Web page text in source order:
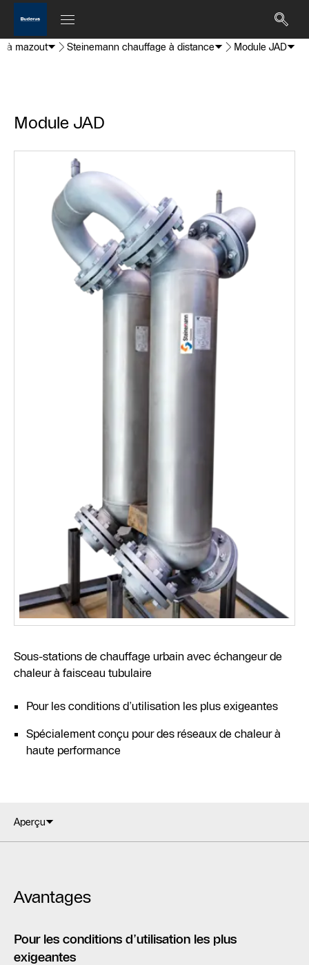
à mazout Steinemann chauffage à distance Module JAD
Module JAD
Sous-stations de chauffage urbain avec échangeur de
chaleur à faisceau tubulaire
Pour les conditions d’utilisation les plus exigeantes
Spécialement conçu pour des réseaux de chaleur à
haute performance
Aperçu
Avantages
Pour les conditions d’utilisation les plus
exigeantes